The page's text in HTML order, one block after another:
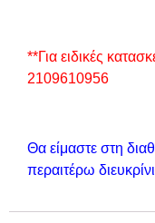
**Για ειδικές
2109610956
Θα είμαστε στη
περαιτέρω